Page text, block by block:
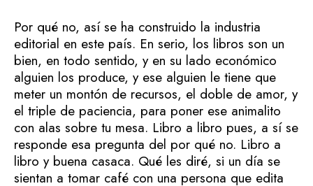
Por qué no, así se ha construido la industria
editorial en este país. En serio, los libros son un
bien, en todo sentido, y en su lado económico
alguien los produce, y ese alguien le tiene que
meter un montón de recursos, el doble de amor, y
el triple de paciencia, para poner ese animalito
con alas sobre tu mesa. Libro a libro pues, a sí se
responde esa pregunta del por qué no. Libro a
libro y buena casaca. Qué les diré, si un día se
sientan a tomar café con una persona que edita